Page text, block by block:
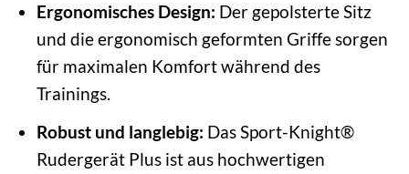
Ergonomisches Design: Der gepolsterte Sitz
und die ergonomisch geformten Griffe sorgen
für maximalen Komfort während des
Trainings.
Robust und langlebig: Das Sport-Knight®
Rudergerät Plus ist aus hochwertigen